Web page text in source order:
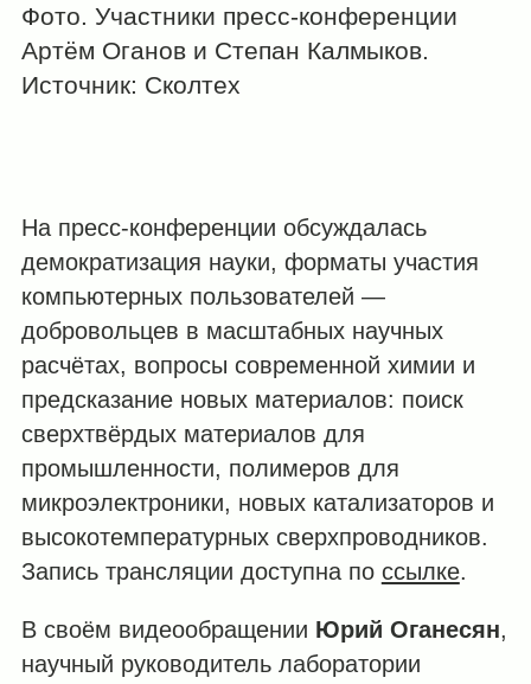
Фото. Участники пресс-конференции
Артём Оганов и Степан Калмыков.
Источник: Сколтех
На пресс-конференции обсуждалась
демократизация науки, форматы участия
компьютерных пользователей —
добровольцев в масштабных научных
расчётах, вопросы современной химии и
предсказание новых материалов: поиск
сверхтвёрдых материалов для
промышленности, полимеров для
микроэлектроники, новых катализаторов и
высокотемпературных сверхпроводников.
Запись трансляции доступна по ссылке.
В своём видеообращении Юрий Оганесян,
научный руководитель лаборатории